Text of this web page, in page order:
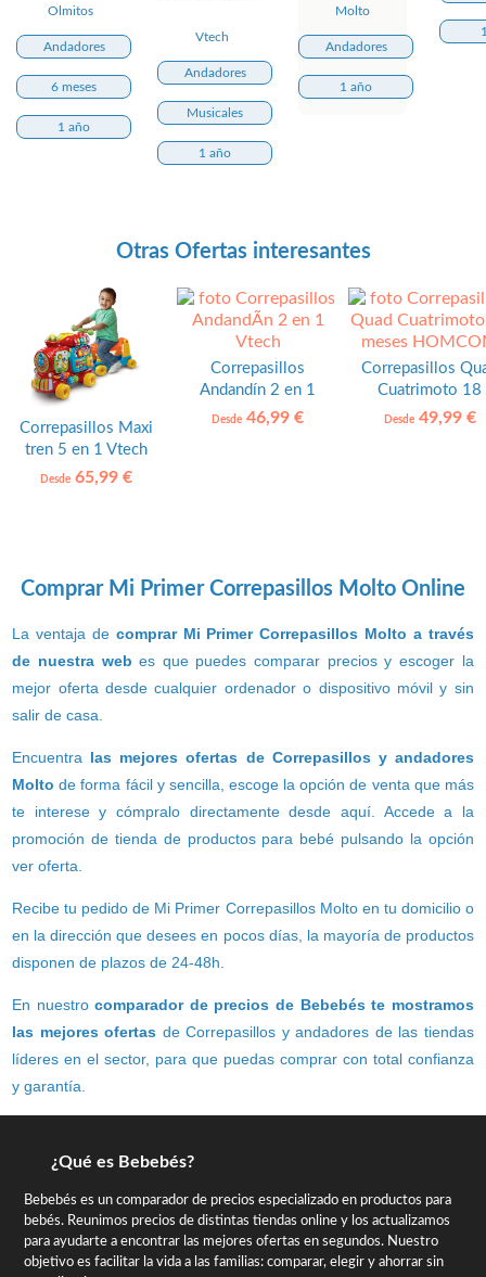
Olmitos
Andadores
6 meses
1 año
Vtech
Andadores
Musicales
1 año
Molto
Andadores
1 año
Otras Ofertas interesantes
Correpasillos Maxi
tren 5 en 1 Vtech
Desde65,99 €
Correpasillos
Andandín 2 en 1
Vtech
Desde 46,99 €
Correpasillos
Cuatrimoto 18
meses
Desde49,99 €
Comprar Mi Primer Correpasillos Molto Online
La ventaja de comprar Mi Primer Correpasillos Molto a través
de nuestra web es que puedes comparar precios y escoger la
mejor oferta desde cualquier ordenador o dispositivo móvil y sin
salir de casa.
Encuentra las mejores ofertas de Correpasillos y andadores
Molto de forma fácil y sencilla, escoge la opción de venta que más
te interese y cómpralo directamente desde aquí. Accede a la
promoción de tienda de productos para bebé pulsando la opción
ver oferta.
Recibe tu pedido de Mi Primer Correpasillos Molto en tu domicilio o
en la dirección que desees en pocos días, la mayoría de productos
disponen de plazos de 24-48h.
En nuestrocomparador de precios de Bebebés te mostramos
las mejores ofertas de Correpasillos y andadores de las tiendas
líderes en el sector, para que puedas comprar con total confianza
y garantía.
¿Qué es Bebebés?
Bebebés es un comparador de precios especializado en productos para
bebés. Reunimos precios de distintas tiendas online y los actualizamos
para ayudarte a encontrar las mejores ofertas en segundos. Nuestro
objetivo es facilitar la vida a las familias: comparar, elegir y ahorrar sin